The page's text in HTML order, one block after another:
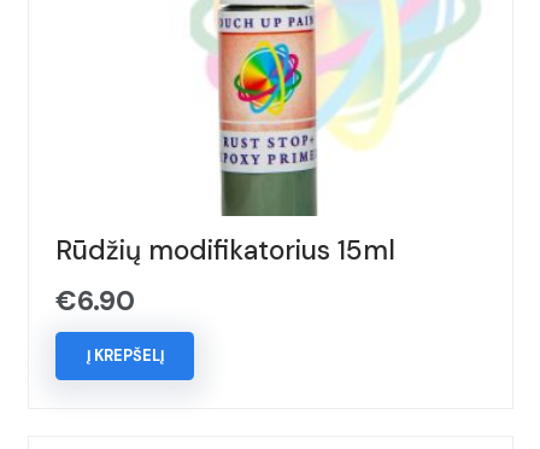
Rūdžių modifikatorius 15ml
€6.90
Į KREPŠELĮ